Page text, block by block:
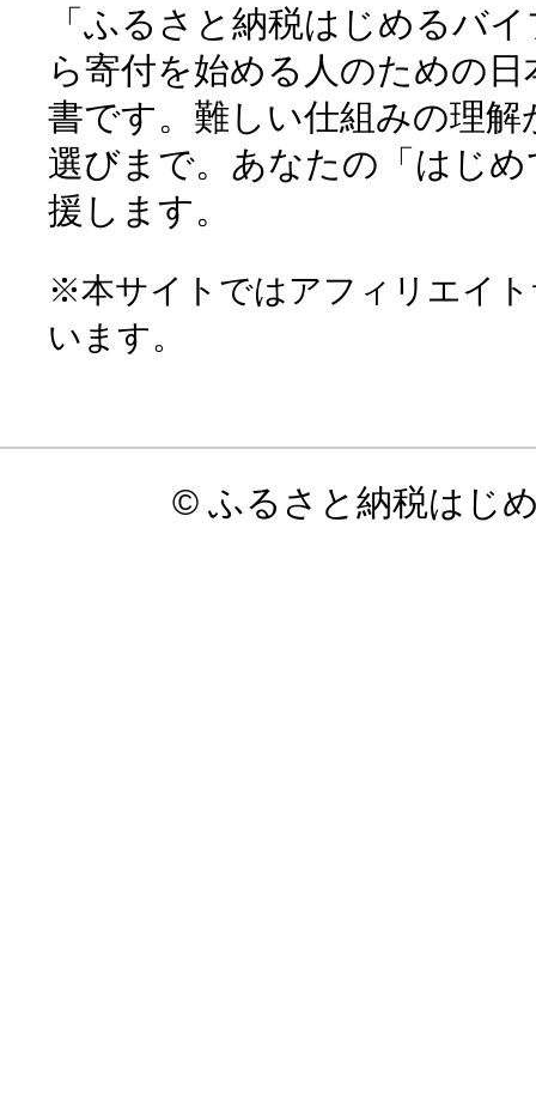
「ふるさと納税はじめるバ
ら寄付を始める人のための
書です。難しい仕組みの理
選びまで。あなたの「はじ
援します。
※本サイトではアフィリエイ
います。
© ふるさと納税はじ